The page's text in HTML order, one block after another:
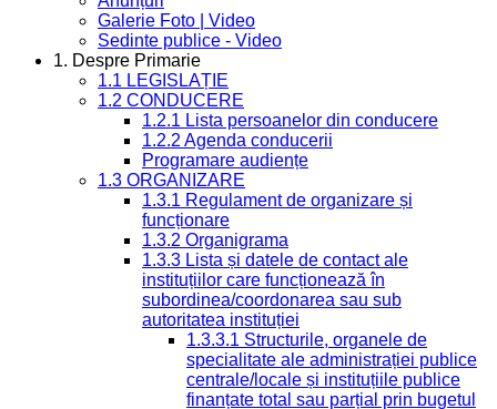
Galerie Foto | Video
Sedinte publice - Video
1. Despre Primarie
1.1 LEGISLAȚIE
1.2 CONDUCERE
1.2.1 Lista persoanelor din conducere
1.2.2 Agenda conducerii
Programare audiențe
1.3 ORGANIZARE
1.3.1 Regulament de organizare și
funcționare
1.3.2 Organigrama
1.3.3 Lista și datele de contact ale
instituțiilor care funcționează în
subordinea/coordonarea sau sub
autoritatea instituției
1.3.3.1 Structurile, organele de
specialitate ale administrației publice
centrale/locale și instituțiile publice
finanțate total sau parțial prin bugetul